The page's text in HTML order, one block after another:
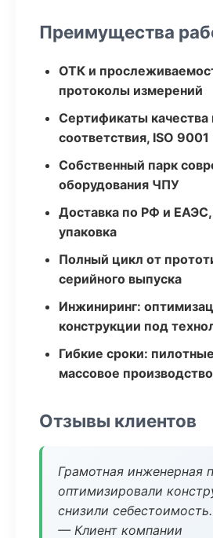
Преимущества
ОТК и
протоколы измерений
Сертификаты качества
соответствия, ISO 9001
Собственный парк
оборудования ЧПУ
Доставка по РФ и ЕАЭС,
упаковка
Полный цикл от
серийного выпуска
Инжиниринг:
конструкции под
Гибкие сроки:
массовое производство
Отзывы клиентов
Грамотная инженерная
оптимизировали
снизили себестоимость.
— Клиент компании